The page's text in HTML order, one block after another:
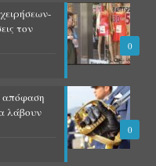
0
τον
0
απόφαση
λάβουν